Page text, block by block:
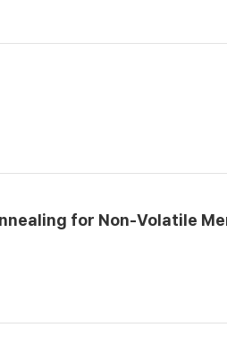
for Non-Volatile